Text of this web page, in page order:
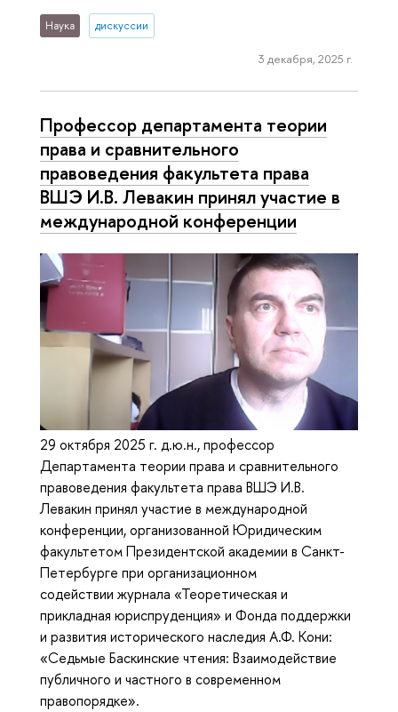
Наука дискуссии
3 декабря, 2025 г.
Профессор департамента теории
права и сравнительного
правоведения факультета права
ВШЭ И.В. Левакин принял участие в
международной конференции
29 октября 2025 г. д.ю.н., профессор
Департамента теории права и сравнительного
правоведения факультета права ВШЭ И.В.
Левакин принял участие в международной
конференции, организованной Юридическим
факультетом Президентской академии в Санкт-
Петербурге при организационном
содействии журнала «Теоретическая и
прикладная юриспруденция» и Фонда поддержки
и развития исторического наследия А.Ф. Кони:
«Седьмые Баскинские чтения: Взаимодействие
публичного и частного в современном
правопорядке».